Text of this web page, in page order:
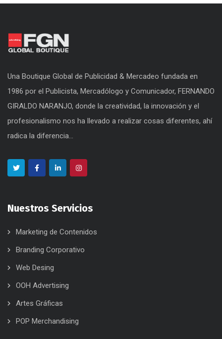
Una Boutique Global de Publicidad & Mercadeo fundada en
1986 por el Publicista, Mercadólogo y Comunicador, FERNANDO
GIRALDO NARANJO, donde la creatividad, la innovación y el
profesionalismo nos ha llevado a realizar cosas diferentes, ahí
radica la diferencia...
Nuestros Servicios
Marketing de Contenidos
Branding Corporativo
Web Desing
OOH Advertising
Artes Gráficas
POP Merchandising